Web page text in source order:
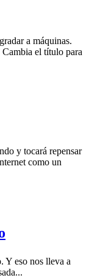
a máquinas.
el título para
y tocará repensar
como un
Y eso nos lleva a